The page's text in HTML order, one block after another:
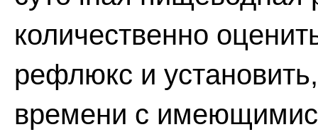
количественно
рефлюкс и
времени с